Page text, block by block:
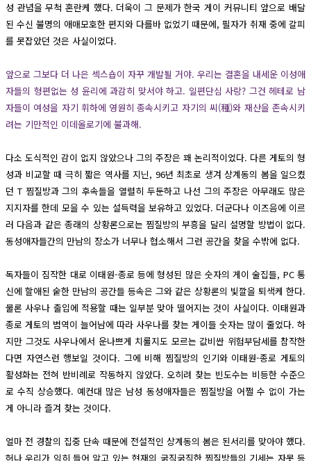
성 관념을 무척 혼란케 했다. 더욱이 그 문제가 한국 게이 커뮤니티 앞으로 배달
된 수신 불명의 애매모호한 편지와 다를바 없었기 때문에, 필자가 취재 중에 갈피
를 못잡았던 것은 사실이었다.
앞으로 그보다 더 나은 섹스숍이 자꾸 개발될 거야. 우리는 결혼을 내세운 이성애
자들의 형편없는 성 윤리에 과감히 맞서야 하고. 일편단심 사랑? 그건 헤테로 남
자들이 여성을 자기 휘하에 영원히 종속시키고 자기의 씨(種)와 재산을 존속시키
려는 기만적인 이데올로기에 불과해.
다소 도식적인 감이 없지 않았으나 그의 주장은 꽤 논리적이었다. 다른 게토의 형
성과 비교할 때 극히 짧은 역사를 지닌, 96년 최초로 생겨 상계동의 봄을 일으켰
던 T 찜질방과 그의 후속들을 열렬히 두둔하고 나선 그의 주장은 아무래도 많은
지지자를 한데 모을 수 있는 설득력을 보유하고 있었다. 더군다나 이즈음에 이르
러 다음과 같은 종래의 상황론으로는 찜질방의 부흥을 달리 설명할 방법이 없다.
동성애자들간의 만남의 장소가 너무나 협소해서 그런 공간을 찾을 수밖에 없다.
독자들이 짐작한 대로 이태원-종로 등에 형성된 많은 숫자의 게이 술집들, PC 통
신에 할애된 숱한 만남의 공간들 등속은 그와 같은 상황론의 빛깔을 퇴색케 한다.
물론 사우나 출입에 적용할 때는 일부분 맞아 떨어지는 것이 사실이다. 이태원과
종로 게토의 범역이 늘어남에 따라 사우나를 찾는 게이들 숫자는 많이 줄었다. 하
지만 그것도 사우나에서 운나쁘게 치룰지도 모르는 값비싼 위험부담세를 참작한
다면 자연스런 행보일 것이다. 그에 비해 찜질방의 인기와 이태원-종로 게토의
활성화는 전혀 반비례로 작동하지 않았다. 오히려 찾는 빈도수는 비등한 수준으
로 수직 상승했다. 예컨대 많은 남성 동성애자들은 찜질방을 어쩔 수 없이 가는
게 아니라 즐겨 찾는 것이다.
얼마 전 경찰의 집중 단속 때문에 전설적인 상계동의 봄은 된서리를 맞아야 했다.
허나 우리가 익히 들어 알고 있는 현재의 굵직굵직한 찜질방들의 기세는 자못 등